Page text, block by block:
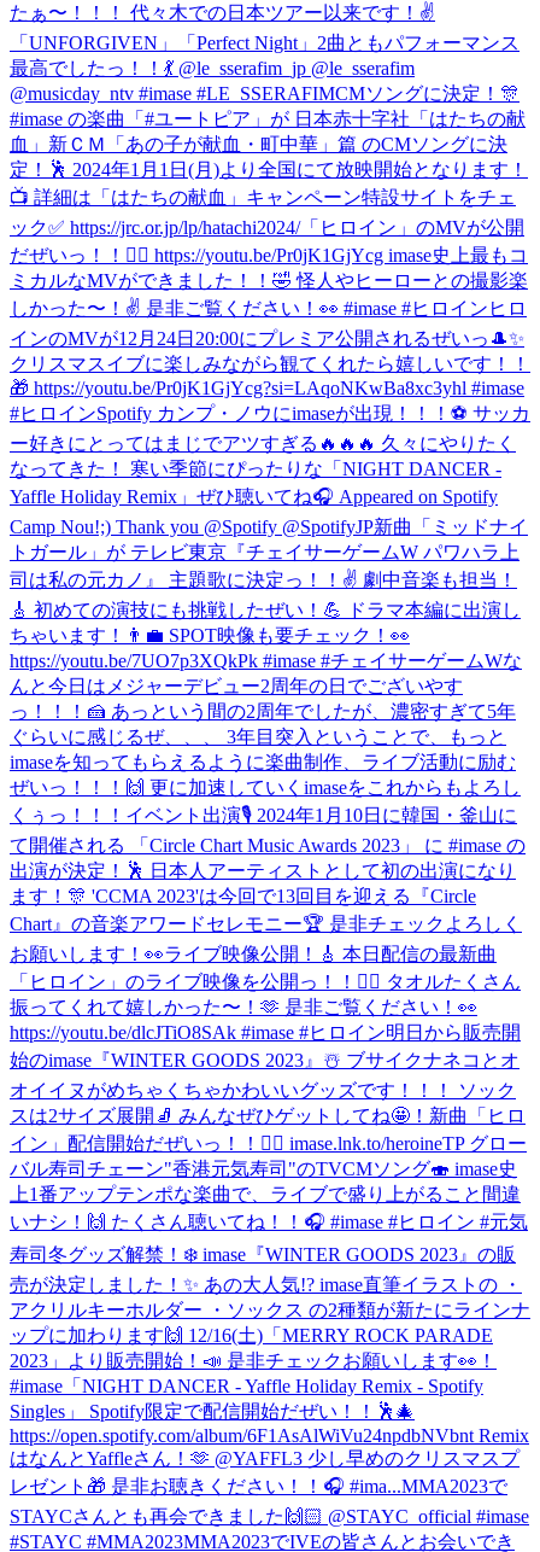
たぁ〜！！！ 代々木での日本ツアー以来です！✌️
「UNFORGIVEN」「Perfect Night」2曲ともパフォーマンス
最高でしたっ！！💃 @le_sserafim_jp @le_sserafim
@musicday_ntv #imase #LE_SSERAFIMCMソングに決定！🎊
#imase の楽曲「#ユートピア」が 日本赤十字社「はたちの献
血」新ＣＭ「あの子が献血・町中華」篇 のCMソングに決
定！🕺 2024年1月1日(月)より全国にて放映開始となります！
📺 詳細は「はたちの献血」キャンペーン特設サイトをチェ
ック✅ https://jrc.or.jp/lp/hatachi2024/「ヒロイン」のMVが公開
だぜいっ！！🦸‍♀️ https://youtu.be/Pr0jK1GjYcg imase史上最もコ
ミカルなMVができました！！🤣 怪人やヒーローとの撮影楽
しかった〜！✌️ 是非ご覧ください！👀 #imase #ヒロイン ヒロ
インのMVが12月24日20:00にプレミア公開されるぜいっ🎩✨
クリスマスイブに楽しみながら観てくれたら嬉しいです！！
🎁 https://youtu.be/Pr0jK1GjYcg?si=LAqoNKwBa8xc3yhl #imase
#ヒロインSpotify カンプ・ノウにimaseが出現！！！⚽️ サッカ
ー好きにとってはまじでアツすぎる🔥🔥🔥 久々にやりたく
なってきた！ 寒い季節にぴったりな「NIGHT DANCER -
Yaffle Holiday Remix」ぜひ聴いてね🎧 Appeared on Spotify
Camp Nou!;) Thank you @Spotify @SpotifyJP新曲「ミッドナイ
トガール」が テレビ東京『チェイサーゲームW パワハラ上
司は私の元カノ』 主題歌に決定っ！！✌️ 劇中音楽も担当！
🎸 初めての演技にも挑戦したぜい！💪 ドラマ本編に出演し
ちゃいます！👨‍💼 SPOT映像も要チェック！👀
https://youtu.be/7UO7p3XQkPk #imase #チェイサーゲームWな
んと今日はメジャーデビュー2周年の日でございやす
っ！！！🍰 あっという間の2周年でしたが、濃密すぎて5年
ぐらいに感じるぜ、、、 3年目突入ということで、もっと
imaseを知ってもらえるように楽曲制作、ライブ活動に励む
ぜいっ！！！🙌 更に加速していくimaseをこれからもよろし
くぅっ！！！ イベント出演🎙 2024年1月10日に韓国・釜山に
て開催される 「Circle Chart Music Awards 2023」 に #imase の
出演が決定！🕺 日本人アーティストとして初の出演になり
ます！🎊 'CCMA 2023'は今回で13回目を迎える『Circle
Chart』の音楽アワードセレモニー🏆 是非チェックよろしく
お願いします！👀ライブ映像公開！🎸 本日配信の最新曲
「ヒロイン」のライブ映像を公開っ！！🦸‍♀️ タオルたくさん
振ってくれて嬉しかった〜！🫶 是非ご覧ください！👀
https://youtu.be/dlcJTiO8SAk #imase #ヒロイン明日から販売開
始のimase『WINTER GOODS 2023』☃️ ブサイクナネコとオ
オイイヌがめちゃくちゃかわいいグッズです！！！ ソック
スは2サイズ展開🧦 みんなぜひゲットしてね🤩！ 新曲「ヒロ
イン」配信開始だぜいっ！！🦸‍♀️ imase.lnk.to/heroineTP グロー
バル寿司チェーン"香港元気寿司"のTVCMソング🍣 imase史
上1番アップテンポな楽曲で、ライブで盛り上がること間違
いナシ！🙌 たくさん聴いてね！！🎧 #imase #ヒロイン #元気
寿司 冬グッズ解禁！❄️ imase『WINTER GOODS 2023』の販
売が決定しました！✨ あの大人気!? imase直筆イラストの ・
アクリルキーホルダー ・ソックス の2種類が新たにラインナ
ップに加わります🙌 12/16(土)「MERRY ROCK PARADE
2023」より販売開始！📣 是非チェックお願いします👀！
#imase 「NIGHT DANCER - Yaffle Holiday Remix - Spotify
Singles」 Spotify限定で配信開始だぜい！！🕺🎄
https://open.spotify.com/album/6F1AsAlWiVu24npdbNVbnt Remix
はなんとYaffleさん！🫶 @YAFFL3 少し早めのクリスマスプ
レゼント🎁 是非お聴きください！！🎧 #ima...MMA2023で
STAYCさんとも再会できました🙌🏻 @STAYC_official #imase
#STAYC #MMA2023MMA2023でIVEの皆さんとお会いでき